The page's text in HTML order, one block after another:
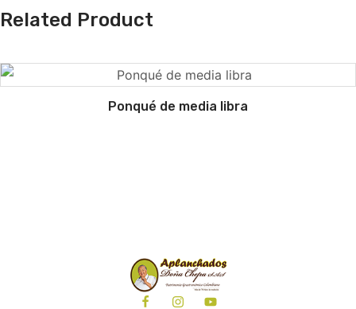
Related Product
Ponqué de media libra